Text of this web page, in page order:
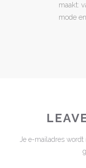
maakt:
mode
Je e-mailadres wordt